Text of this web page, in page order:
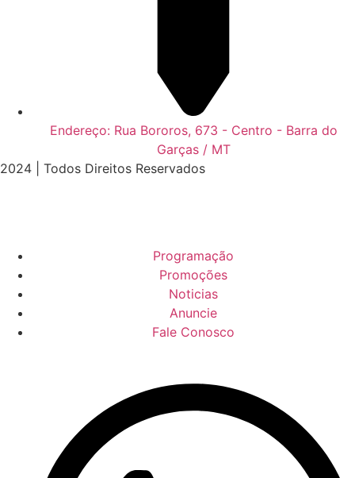
Endereço: Rua Bororos, 673 - Centro - Barra do
Garças / MT
2024 | Todos Direitos Reservados
Programação
Promoções
Noticias
Anuncie
Fale Conosco